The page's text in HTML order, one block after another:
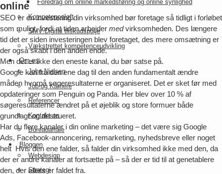
Foredrag om online markedsføring og online synlighed
Kompetenceløft
SMV:Digital tilskudspulje
Vækstrettet kompetenceudvikling
Om os
John Nielsen
Job og Karriere
Referencer
Kontakt os
Bureauaftale
Bloggen
Webdesign
Strategi
online
SEO er en investering din virksomhed bør foretage så tidligt i forløbet
som muligt, fordi at tiden arbejder medvirksomheden. Des længere
tid det er siden investeringen blev foretaget, des mere omsætning er
der også skabt i den anden ende.
Men det er ikke den eneste kanal, du bør satse på.
Google kan fra den ene dag til den anden fundamentalt ændre
måden hvorpå søgeresultaterne er organiseret. Det er sket før med
opdateringer som Penguin og Panda. Her blev over 10 % af
søgeresultaterne ændret på et øjeblik og store formuer både
grundlagt og destrueret.
Har du flere kanaler i din online marketing – det være sig Google
Ads, Facebook-annoncering, remarketing, nyhedsbreve eller noget
helt Hvis den ene falder, så falder din virksomhed ikke med den, da
der er andre kanaler at fortsætte på – så der er tid til at genetablere
den, der ellers er faldet fra.